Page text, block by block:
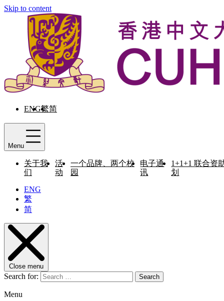
Skip to content
ENG繁简
Menu
关于我
们
活
动
一个品牌、两个校
园
电子通
讯
1+1+1 联合资
划
ENG
繁
简
Close menu
Search for: Search
Menu